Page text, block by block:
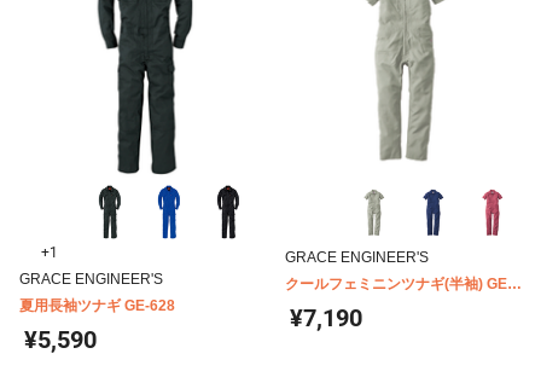
+1
GRACE ENGINEER'S
夏用長袖ツナギ GE-628
¥5,590
GRACE ENGINEER'S
クールフェミニンツナギ(半袖) GE-
735
¥7,190